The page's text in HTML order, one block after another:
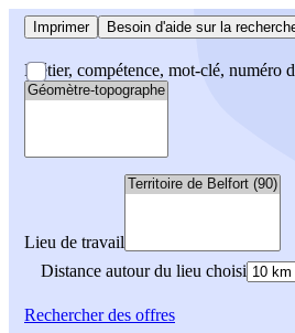
Imprimer Besoin d'aide sur la
Métier, compétence, mot-clé, numéro
Lieu de travail
Distance autour du lieu choisi
Rechercherdes offres